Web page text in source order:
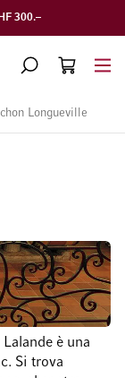
300.–
CERCA
CART
Longueville
è una
Si trova